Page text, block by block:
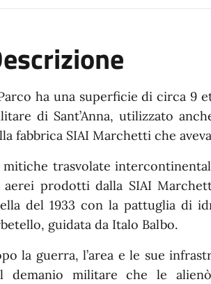
ha una superficie di circa 9
di Sant’Anna, utilizzato
fabbrica SIAI Marchetti che
mitiche trasvolate
aerei prodotti dalla SIAI
del 1933 con la pattuglia di
guidata da Italo Balbo.
la guerra, l’area e le sue
demanio militare che le alienò